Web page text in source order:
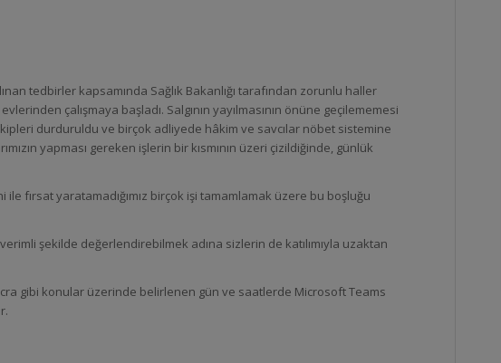
tedbirler kapsamında Sağlık Bakanlığı tarafından zorunlu haller
çalışmaya başladı. Salgının yayılmasının önüne geçilememesi
durduruldu ve birçok adliyede hâkim ve savcılar nöbet sistemine
yapması gereken işlerin bir kısmının üzeri çizildiğinde, günlük
fırsat yaratamadığımız birçok işi tamamlamak üzere bu boşluğu
şekilde değerlendirebilmek adına sizlerin de katılımıyla uzaktan
gibi konular üzerinde belirlenen gün ve saatlerde Microsoft Teams